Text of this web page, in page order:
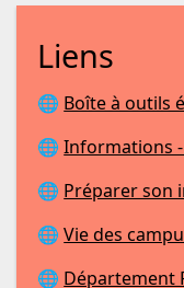
Liens
🌐 Boîte à outils
🌐Informations
🌐 Préparer son
🌐Vie des
🌐 Département